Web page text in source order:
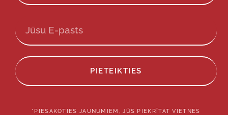
PIETEIKTIES
*PIESAKOTIES JAUNUMIEM, JŪS PIEKRĪTAT VIETNES